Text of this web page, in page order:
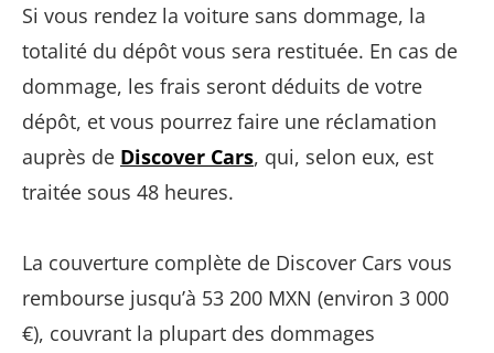
Si vous rendez la voiture sans dommage, la
totalité du dépôt vous sera restituée. En cas de
dommage, les frais seront déduits de votre
dépôt, et vous pourrez faire une réclamation
auprès de Discover Cars, qui, selon eux, est
traitée sous 48 heures.
La couverture complète de Discover Cars vous
rembourse jusqu’à 53 200 MXN (environ 3 000
€), couvrant la plupart des dommages